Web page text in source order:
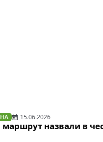
15.06.2026
назвали в